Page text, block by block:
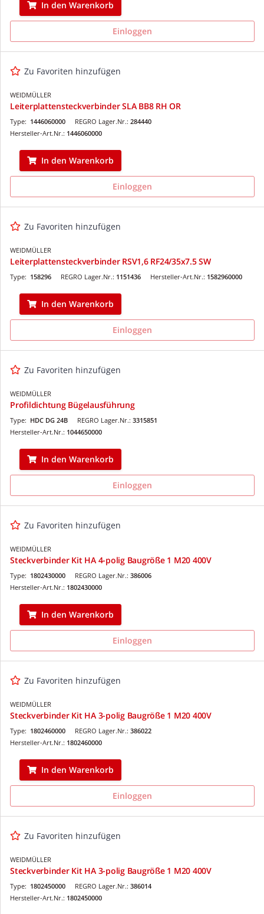
In den Warenkorb
Einloggen
Zu Favoriten hinzufügen
WEIDMÜLLER
Leiterplattensteckverbinder SLA BB8 RH OR
REGRO Lager.Nr.: 284440
Type: 1446060000
Hersteller-Art.Nr.: 1446060000
In den Warenkorb
Einloggen
Zu Favoriten hinzufügen
WEIDMÜLLER
Leiterplattensteckverbinder RSV1,6 RF24/35x7.5 SW
REGRO Lager.Nr.: 1151436
Type: 158296 Hersteller-Art.Nr.: 1582960000
In den Warenkorb
Einloggen
Zu Favoriten hinzufügen
WEIDMÜLLER
Profildichtung Bügelausführung
REGRO Lager.Nr.: 3315851
Type: HDC DG 24B
Hersteller-Art.Nr.: 1044650000
In den Warenkorb
Einloggen
Zu Favoriten hinzufügen
WEIDMÜLLER
Steckverbinder Kit HA 4-polig Baugröße 1 M20 400V
REGRO Lager.Nr.: 386006
Type: 1802430000
Hersteller-Art.Nr.: 1802430000
In den Warenkorb
Einloggen
Zu Favoriten hinzufügen
WEIDMÜLLER
Steckverbinder Kit HA 3-polig Baugröße 1 M20 400V
REGRO Lager.Nr.: 386022
Type: 1802460000
Hersteller-Art.Nr.: 1802460000
In den Warenkorb
Einloggen
Zu Favoriten hinzufügen
WEIDMÜLLER
Steckverbinder Kit HA 3-polig Baugröße 1 M20 400V
REGRO Lager.Nr.: 386014
Type: 1802450000
Hersteller-Art.Nr.: 1802450000